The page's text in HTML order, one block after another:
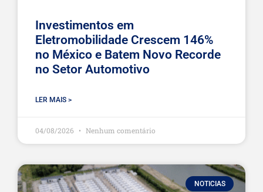
Investimentos em
Eletromobilidade Crescem 146%
no México e Batem Novo Recorde
no Setor Automotivo
LER MAIS >
04/08/2026 Nenhum comentário
NOTICIAS